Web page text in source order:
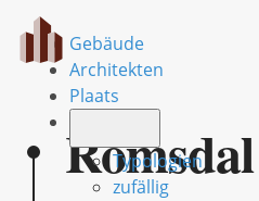
Gebäude
Architekten
Plaats
Typologien
zufällig
Romsdal